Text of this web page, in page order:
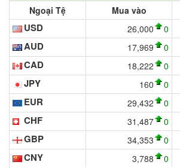
Ngoại Tệ Mua vào
USD 26,000 0
AUD 17,969 0
CAD 18,222 0
JPY 160 0
EUR 29,432 0
CHF 31,487 0
GBP 34,353 0
CNY 3,788 0